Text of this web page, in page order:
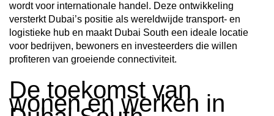
wordt voor internationale handel. Deze ontwikkeling
versterkt Dubai’s positie als wereldwijde transport- en
logistieke hub en maakt Dubai South een ideale locatie
voor bedrijven, bewoners en investeerders die willen
profiteren van groeiende connectiviteit.
De toekomst van
wonen en werken in